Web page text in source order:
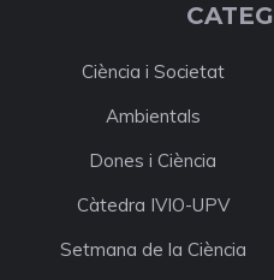
Ciència i Societat
Ambientals
Dones i Ciència
Càtedra IVIO-UPV
Setmana de la Ciència